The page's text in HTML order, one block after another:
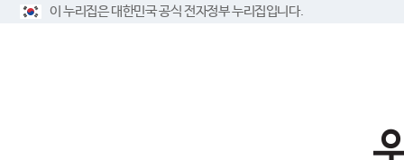
이 누리집은 대한민국 공식 전자정부 누리집입니다.